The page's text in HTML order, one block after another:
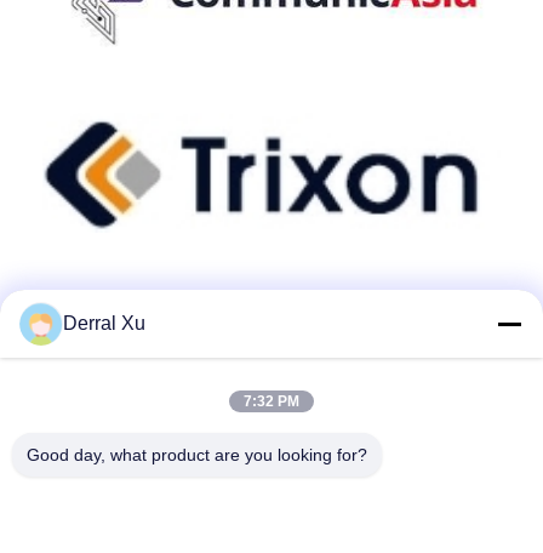
पता
Derral Xu
7:32 PM
Good day, what product are you looking for?